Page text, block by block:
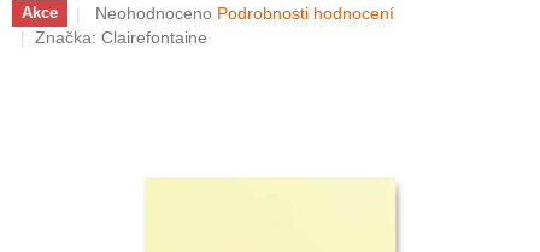
Akce Průměrné hodnocení produktu je 0,0 z 5 hvězdiček.
Neohodnoceno Podrobnosti hodnocení
Značka: Clairefontaine